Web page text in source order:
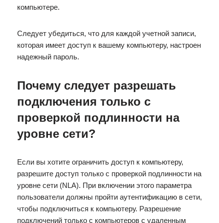
компьютере.
Следует убедиться, что для каждой учетной записи,
которая имеет доступ к вашему компьютеру, настроен
надежный пароль.
Почему следует разрешать
подключения только с
проверкой подлинности на
уровне сети?
Если вы хотите ограничить доступ к компьютеру,
разрешите доступ только с проверкой подлинности на
уровне сети (NLA). При включении этого параметра
пользователи должны пройти аутентификацию в сети,
чтобы подключиться к компьютеру. Разрешение
подключений только с компьютеров с удаленным